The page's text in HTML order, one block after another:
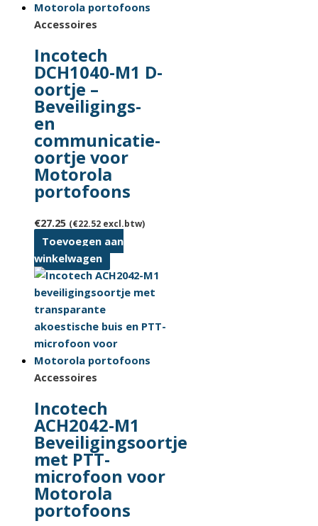
Accessoires
Incotech
DCH1040-M1 D-
oortje –
Beveiligings-
en
communicatie-
oortje voor
Motorola
portofoons
€27.25 (€22.52 excl.btw)
Toevoegen aan
winkelwagen
Accessoires
Incotech
ACH2042-M1
Beveiligingsoortje
met PTT-
microfoon voor
Motorola
portofoons